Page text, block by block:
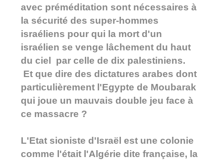
avec préméditation sont nécessaires à
la sécurité des super-hommes
israéliens pour qui la mort d'un
israélien se venge lâchement du haut
du ciel par celle de dix palestiniens.
Et que dire des dictatures arabes dont
particulièrement l'Egypte de Moubarak
qui joue un mauvais double jeu face à
ce massacre ?
L'Etat sioniste d'Israël est une colonie
comme l'était l'Algérie dite française, la